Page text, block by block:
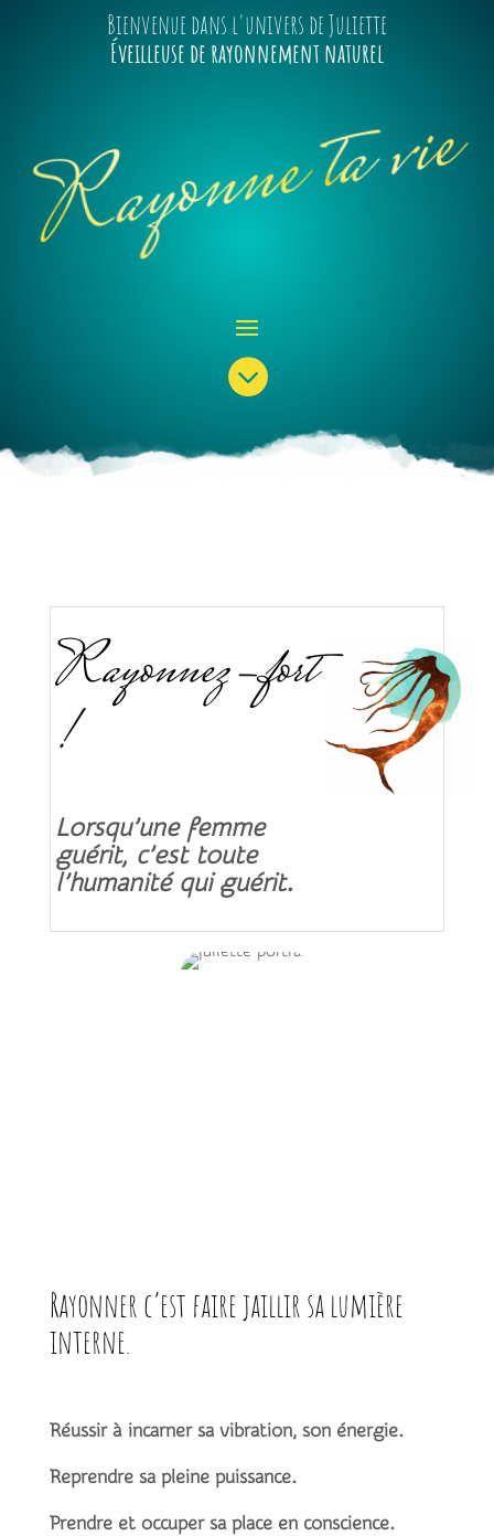
Bienvenue dans l'univers de Juliette
Éveilleuse de rayonnement naturel
Rayonne ta vie

Rayonnez-fort
!
Lorsqu’une femme
guérit, c’est toute
l’humanité qui guérit.
Rayonner c’est faire jaillir sa lumière
interne.
Réussir à incarner sa vibration, son énergie.
Reprendre sa pleine puissance.
Prendre et occuper sa place en conscience.